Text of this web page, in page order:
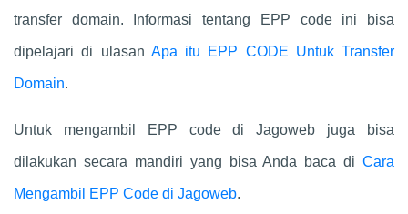
transfer domain. Informasi tentang EPP code ini bisa
dipelajari di ulasan Apa itu EPP CODE Untuk Transfer
Domain.
Untuk mengambil EPP code di Jagoweb juga bisa
dilakukan secara mandiri yang bisa Anda baca di Cara
Mengambil EPP Code di Jagoweb.